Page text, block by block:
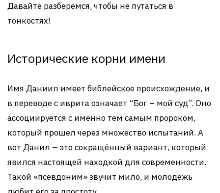
Давайте разберемся, чтобы не путаться в
тонкостях!
Исторические корни имени
Имя Даниил имеет библейское происхождение, и
в переводе с иврита означает “Бог – мой суд”. Оно
ассоциируется с именно тем самым пророком,
который прошел через множество испытаний. А
вот Данил – это сокращённый вариант, который
явился настоящей находкой для современности.
Такой «псевдоним» звучит мило, и молодежь